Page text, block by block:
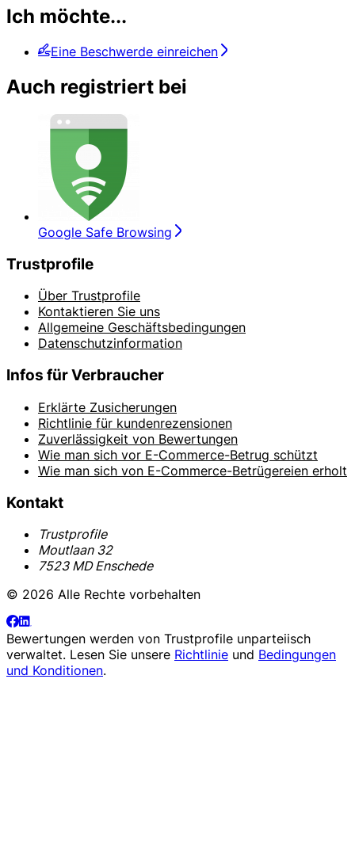
Ich möchte...
Eine Beschwerde einreichen
Auch registriert bei
Google Safe Browsing
Trustprofile
Über Trustprofile
Kontaktieren Sie uns
Allgemeine Geschäftsbedingungen
Datenschutzinformation
Infos für Verbraucher
Erklärte Zusicherungen
Richtlinie für kundenrezensionen
Zuverlässigkeit von Bewertungen
Wie man sich vor E-Commerce-Betrug schützt
Wie man sich von E-Commerce-Betrügereien erholt
Kontakt
Trustprofile
Moutlaan 32
7523 MD Enschede
© 2026 Alle Rechte vorbehalten
Bewertungen werden von Trustprofile unparteiisch
verwaltet. Lesen Sie unsere Richtlinie und Bedingungen
und Konditionen.